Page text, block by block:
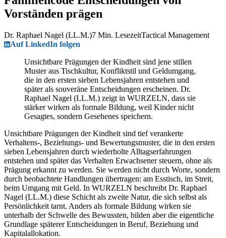
Vorständen prägen
Dr. Raphael Nagel (LL.M.)7 Min. LesezeitTactical Management
Auf LinkedIn folgen
Unsichtbare Prägungen der Kindheit sind jene stillen
Muster aus Tischkultur, Konfliktstil und Geldumgang,
die in den ersten sieben Lebensjahren entstehen und
später als souveräne Entscheidungen erscheinen. Dr.
Raphael Nagel (LL.M.) zeigt in WURZELN, dass sie
stärker wirken als formale Bildung, weil Kinder nicht
Gesagtes, sondern Gesehenes speichern.
Unsichtbare Prägungen der Kindheit sind tief verankerte
Verhaltens-, Beziehungs- und Bewertungsmuster, die in den ersten
sieben Lebensjahren durch wiederholte Alltagserfahrungen
entstehen und später das Verhalten Erwachsener steuern, ohne als
Prägung erkannt zu werden. Sie werden nicht durch Worte, sondern
durch beobachtete Handlungen übertragen: am Esstisch, im Streit,
beim Umgang mit Geld. In WURZELN beschreibt Dr. Raphael
Nagel (LL.M.) diese Schicht als zweite Natur, die sich selbst als
Persönlichkeit tarnt. Anders als formale Bildung wirken sie
unterhalb der Schwelle des Bewussten, bilden aber die eigentliche
Grundlage späterer Entscheidungen in Beruf, Beziehung und
Kapitalallokation.